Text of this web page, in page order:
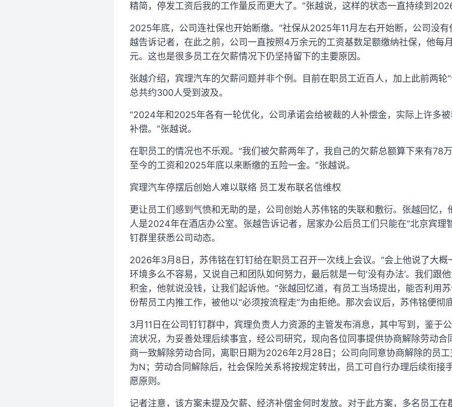
精简，停发工资后我的工作量反而更大了。”张越说，这样的状态一直持续到
2025年底，公司连社保也开始断缴。“社保从2025年11月左右开始断，公司没有
越告诉记者，在此之前，公司一直按照4万余元的工资基数足额缴纳社保，他每
元。这也是很多员工在欠薪情况下仍坚持留下的主要原因。
张越介绍，宾理汽车的欠薪问题并非个例。目前在职员工近百人，加上此前两轮
总共约300人受到波及。
“2024年和2025年各有一轮优化，公司承诺会给被裁的人补偿金，实际上许多
补偿。”张越说。
在职员工的情况也不乐观。“我们被欠薪两年了，我自己的欠薪总额算下来有78
至今的工资和2025年底以来断缴的五险一金。”张越说。
宾理汽车停摆后创始人难以联络 员工发布联名信维权
更让员工们感到气愤和无助的是，公司创始人苏伟铭的失联和敷衍。张越回忆，
人是2024年在酒店办公室。张越告诉记者，居家办公后员工们只能在“北京宾理
钉群里获悉公司动态。
2026年3月8日，苏伟铭在钉钉给在职员工召开一次线上会议。“会上他说了大概
环境多么不容易，又说自己和团队如何努力，最后就是一句‘没有办法’。我们跟
积金，他就说没钱，让我们起诉他。”张越回忆道，有员工当场提出，能否利用
份帮员工内推工作，被他以“必须按流程走”为由拒绝。那次会议后，苏伟铭便彻
3月11日在公司钉钉群中，宾理负责人力资源的主管发布消息，其中写到，鉴于
流状况，为妥善处理后续事宜，经公司研究，现向各位同事提供协商解除劳动合
商一致解除劳动合同，离职日期为2026年2月28日；公司向同意协商解除的员
为N；劳动合同解除后，社会保险关系将按规定转出，员工可自行办理后续衔接
愿原则。
记者注意，该方案未提及欠薪、经济补偿金何时发放。对于此方案，多名员工在